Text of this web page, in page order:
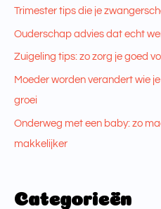
Trimester tips die je
Ouderschap advies dat echt
Zuigeling tips: zo zorg je goed
Moeder worden verandert wie
groei
Onderweg met een baby: zo
makkelijker
Categorieën